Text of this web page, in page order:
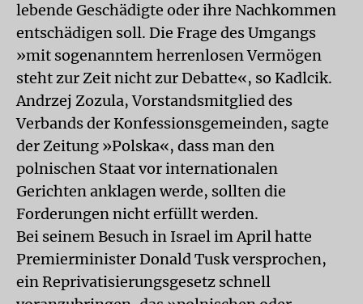
lebende Geschädigte oder ihre Nachkommen
entschädigen soll. Die Frage des Umgangs
»mit sogenanntem herrenlosen Vermögen
steht zur Zeit nicht zur Debatte«, so Kadlcik.
Andrzej Zozula, Vorstandsmitglied des
Verbands der Konfessionsgemeinden, sagte
der Zeitung »Polska«, dass man den
polnischen Staat vor internationalen
Gerichten anklagen werde, sollten die
Forderungen nicht erfüllt werden.
Bei seinem Besuch in Israel im April hatte
Premierminister Donald Tusk versprochen,
ein Reprivatisierungsgesetz schnell